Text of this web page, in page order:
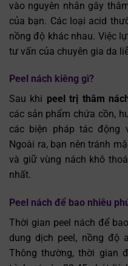
vào nguyên nhân gây
của bạn. Các loại acid
nồng độ khác nhau. Việc
tư vấn của chuyên gia da
Peel nách kiêng gì?
Sau khi peel trị thâm
các sản phẩm chứa cồn,
các biện pháp tác động
Ngoài ra, bạn nên tránh
và giữ vùng nách khô
nhất.
Peel nách để bao nhiêu
Thời gian peel nách để
dung dịch peel, nồng độ
Thông thường, thời gian